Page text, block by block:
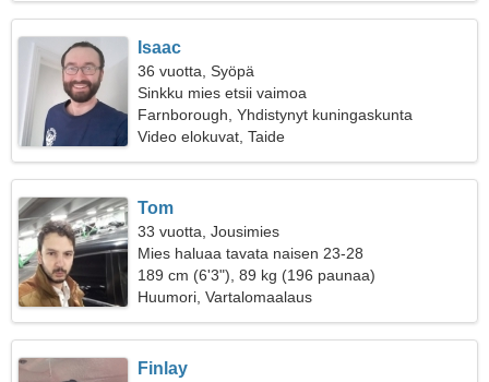
Isaac
36 vuotta, Syöpä
Sinkku mies etsii vaimoa
Farnborough, Yhdistynyt kuningaskunta
Video elokuvat, Taide
Tom
33 vuotta, Jousimies
Mies haluaa tavata naisen 23-28
189 cm (6'3"), 89 kg (196 paunaa)
Huumori, Vartalomaalaus
Finlay